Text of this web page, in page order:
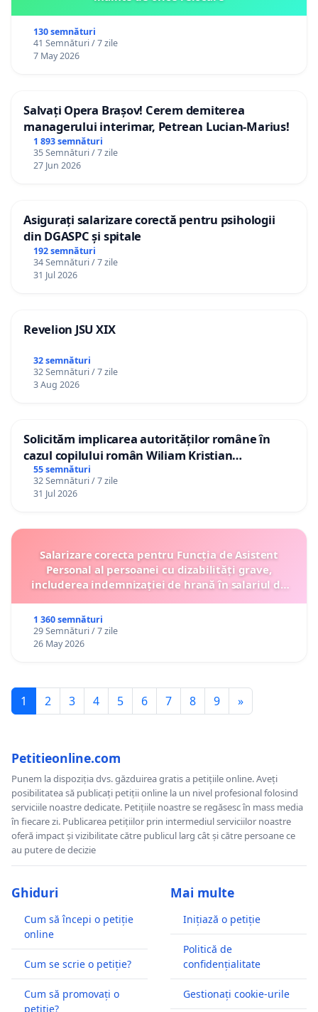
130 semnături
41 Semnături / 7 zile
7 May 2026
Salvați Opera Brașov! Cerem demiterea
managerului interimar, Petrean Lucian-Marius!
1 893 semnături
35 Semnături / 7 zile
27 Jun 2026
Asigurați salarizare corectă pentru psihologii
din DGASPC și spitale
192 semnături
34 Semnături / 7 zile
31 Jul 2026
Revelion JSU XIX
32 semnături
32 Semnături / 7 zile
3 Aug 2026
Solicităm implicarea autorităților române în
cazul copilului român Wiliam Kristian
Gheorghe, aflat în plasament în Danemarca de
12 ani
55 semnături
32 Semnături / 7 zile
31 Jul 2026
Salarizare corecta pentru Funcția de Asistent
Personal al persoanei cu dizabilități grave,
includerea indemnizației de hrană în salariul de
1 360 semnături
29 Semnături / 7 zile
26 May 2026
1 2 3 4 5 6 7 8 9 »
Petitieonline.com
Punem la dispoziția dvs. găzduirea gratis a petițiile online. Aveți
posibilitatea să publicați petiții online la un nivel profesional folosind
serviciile noastre dedicate. Petițiile noastre se regăsesc în mass media
în fiecare zi. Publicarea petițiilor prin intermediul serviciilor noastre
oferă impact și vizibilitate către publicul larg cât și către persoane ce
au putere de decizie
Ghiduri
Cum să începi o petiție
online
Cum se scrie o petiție?
Cum să promovați o
petiție?
Mai multe
Inițiază o petiție
Politică de
confidențialitate
Gestionați cookie-urile